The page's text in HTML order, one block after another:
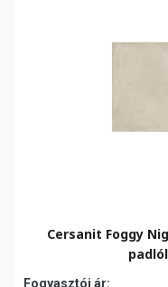
Cersanit Foggy
Fogyasztói ár: